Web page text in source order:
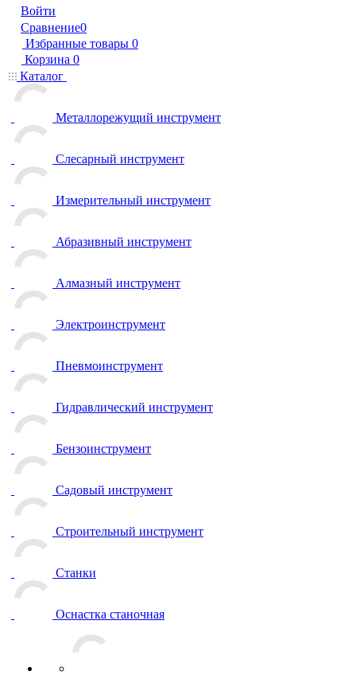
Войти
Сравнение0
Избранные товары 0
Корзина 0
Каталог
Металлорежущий инструмент
Слесарный инструмент
Измерительный инструмент
Абразивный инструмент
Алмазный инструмент
Электроинструмент
Пневмоинструмент
Гидравлический инструмент
Бензоинструмент
Садовый инструмент
Строительный инструмент
Станки
Оснастка станочная